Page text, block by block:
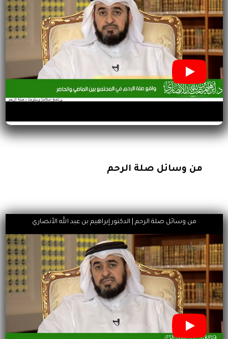
من وسائل صلة الرحم
من وسائل صلة الرحم | الدكتور إبراهيم بن عبد الله الأنصاري